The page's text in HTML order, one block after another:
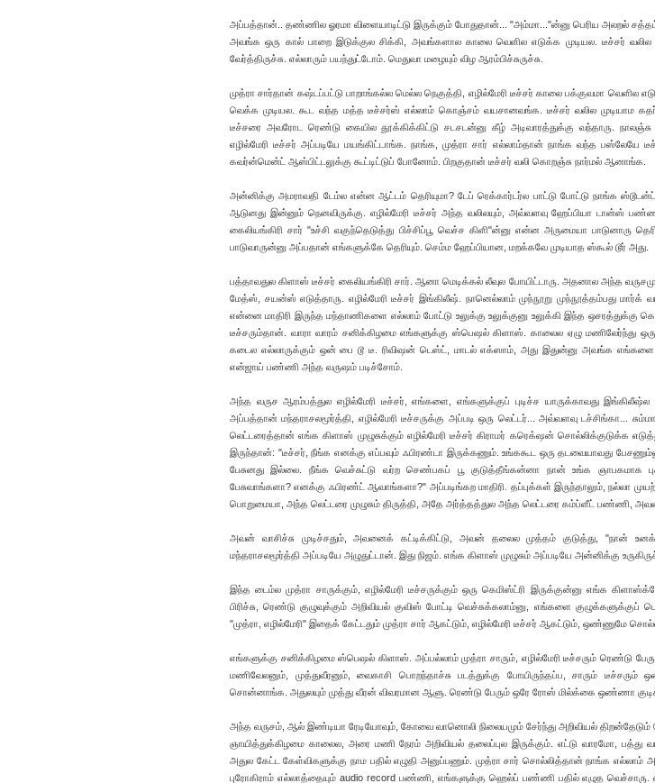
அப்பத்தான்.. தண்ணில ஓரமா விளையாடிட்டு இருக்கும் போதுதான்... "அம்மா..."ன்னு பெரிய அலறல் சத்தம்.
அவங்க ஒரு கால் பாறை இடுக்குல சிக்கி, அவங்களால காலை வெளில எடுக்க முடியல. டீச்சர்
வேர்த்திருச்சு. எல்லாரும் பயந்துட்டோம். மெதுவா மழையும் விழ ஆரம்பிச்சுருச்சு.
முத்ரா சார்தான் கஷ்டப்பட்டு பாறாங்கல்ல மெல்ல நெகுத்தி, எழில்மேரி டீச்சர் காலை பக்குவமா வெளில
வெக்க முடியல. கூட வந்த மத்த டீச்சர்ஸ் எல்லாம் கொஞ்சம் வயசானவங்க. டீச்சர் வலில முடியாம
டீச்சரை அவரோட ரெண்டு கையில தூக்கிக்கிட்டு சடசடன்னு கீழ் அடிவாரத்துக்கு வந்தாரு.
எழில்மேரி டீச்சர் அப்படியே மயங்கிட்டாங்க. நாங்க, முத்ரா சார் எல்லாம்தான் நாங்க வந்த பஸ்லேயே
கவர்ன்மென்ட் ஆஸ்பிட்டலுக்கு கூட்டிட்டுப் போனோம். பிறகுதான் டீச்சர் வலி கொறஞ்சு நார்மல் ஆனாங்க.
அன்னிக்கு அமராவதி டேம்ல என்ன ஆட்டம் தெரியுமா? டேப் ரெக்கார்டர்ல பாட்டு போட்டு நாங்க
ஆடுனது இன்னும் நெனவிருக்கு. எழில்மேரி டீச்சர் அந்த வலிலயும், அவ்வளவு ஹேப்பியா டான்ஸ்
கைலியங்கிரி சார் "உச்சி வகுந்தெடுத்து பிச்சிப்பூ வெச்ச கிளி"ன்னு என்ன அருமையா பாடுனாரு
பாடுவாருன்னு அப்பதான் எங்களுக்கே தெரியும். செம்ம ஹேப்பியான, மறக்கவே முடியாத ஸ்கூல் டூர் அது.
பத்தாவதுல கிளாஸ் டீச்சர் கைலியங்கிரி சார். ஆனா மெடிக்கல் லீவுல போயிட்டாரு. அதனால அந்த
மேத்ஸ், சயன்ஸ் எடுத்தாரு. எழில்மேரி டீச்சர் இங்கிலீஷ். நானெல்லாம் முந்நூறு முந்நூத்தம்பது
என்னை மாதிரி இருந்த மந்தாணிகளை எல்லாம் போட்டு உலுக்கு உலுக்குனு உலுக்கி இந்த ஒசரத்துக்கு
டீச்சரும்தான். வாரா வாரம் சனிக்கிழமை எங்களுக்கு ஸ்பெஷல் கிளாஸ். காலைல ஏழு மணிலேர்ந்து
கடைல எல்லாருக்கும் ஒன் பை டூ டீ. ரிவிஷன் டெஸ்ட், மாடல் எக்ஸாம், அது இதுன்னு அவங்க எங்களை
என்ஜாய் பண்ணி அந்த வருஷம் படிச்சோம்.
அந்த வருச ஆரம்பத்துல எழில்மேரி டீச்சர், எங்களை, எங்களுக்குப் புடிச்ச யாருக்காவது
அப்பத்தான் மந்தராசலமூர்த்தி, எழில்மேரி டீச்சருக்கு அப்படி ஒரு லெட்டர்... அவ்வளவு டச்சிங்கா...
லெட்டரைத்தான் எங்க கிளாஸ் முழுசுக்கும் எழில்மேரி டீச்சர் கிராமர் கரெக்‌ஷன் சொல்லிக்குடுக்க
இருந்தான்: "டீச்சர், நீங்க எனக்கு எப்பவும் ஃபிரண்டா இருக்கணும். உங்ககூட ஒரு தடவையாவது
பேசுனது இல்லை. நீங்க வெச்சுட்டு வர்ற செண்பகப் பூ குடுத்தீங்கன்னா நான் உங்க ஞாபகமாக
பேசுவாங்களா? எனக்கு ஃபிரண்ட் ஆவாங்களா?" அப்படிங்கற மாதிரி. தப்புக்கள் இருந்தாலும், ந‌ல்லா
பொறுமையா, அந்த லெட்டரை முழுசும் திருத்தி, அதே அர்த்தத்துல அந்த லெட்டரை கம்ப்ளீட் பண்ணி,
அவன் வாசிச்சு முடிச்சதும், அவனைக் கட்டிக்கிட்டு, அவன் தலைல முத்தம் குடுத்து, "நான்
மந்தராசலமூர்த்தி அப்படியே அழுதுட்டான். இது நிஜம். எங்க கிளாஸ் முழுசும் அப்படியே அன்னிக்கு
இந்த டைம்ல முத்ரா சாருக்கும், எழில்மேரி டீச்சருக்கும் ஒரு கெமிஸ்ட்ரி இருக்குன்னு எங்க
பிரிச்சு, ரெண்டு குழுவுக்கும் அறிவியல் குவிஸ் போட்டி வெச்சுக்கலாம்னு, எங்களை
"முத்ரா, எழில்மேரி" இதைக் கேட்டதும் முத்ரா சார் ஆகட்டும், எழில்மேரி டீச்சர் ஆகட்டும், ஒண்ணுமே
எங்களுக்கு சனிக்கிழமை ஸ்பெஷல் கிளாஸ். அப்பல்லாம் முத்ரா சாரும், எழில்மேரி டீச்சரும் ரெண்டு
மணிவேலனும், முத்துவீரனும், வைகாசி பொறந்தாச்சு படத்துக்கு போயிருந்தப்ப, சாரும் டீச்சரும்
சொன்னாங்க. அதுலயும் முத்து வீரன் விவரமான ஆளு. ரெண்டு பேரும் ஒரே ரோஸ் மில்க்கை ஒண்ணா
அந்த வருசம், ஆல் இண்டியா ரேடியோவும், கோவை வானொலி நிலையமும் சேர்ந்து அறிவியல்
ஞாயித்துக்கிழமை காலைல, அரை மணி நேரம் அறிவியல் தலைப்புல இருக்கும். எட்டு வாரமோ, பத்து
அதுல கேட்ட கேள்விகளுக்கு நாம பதில் எழுதி அனுப்பணும். முத்ரா சார் சொல்லித்தான் நாங்க எல்லாம்
புரோகிராம் எல்லாத்தையும் audio record பண்ணி, எங்களுக்கு ஹெல்ப் பண்ணி பதில் எழுத வெச்சாரு.